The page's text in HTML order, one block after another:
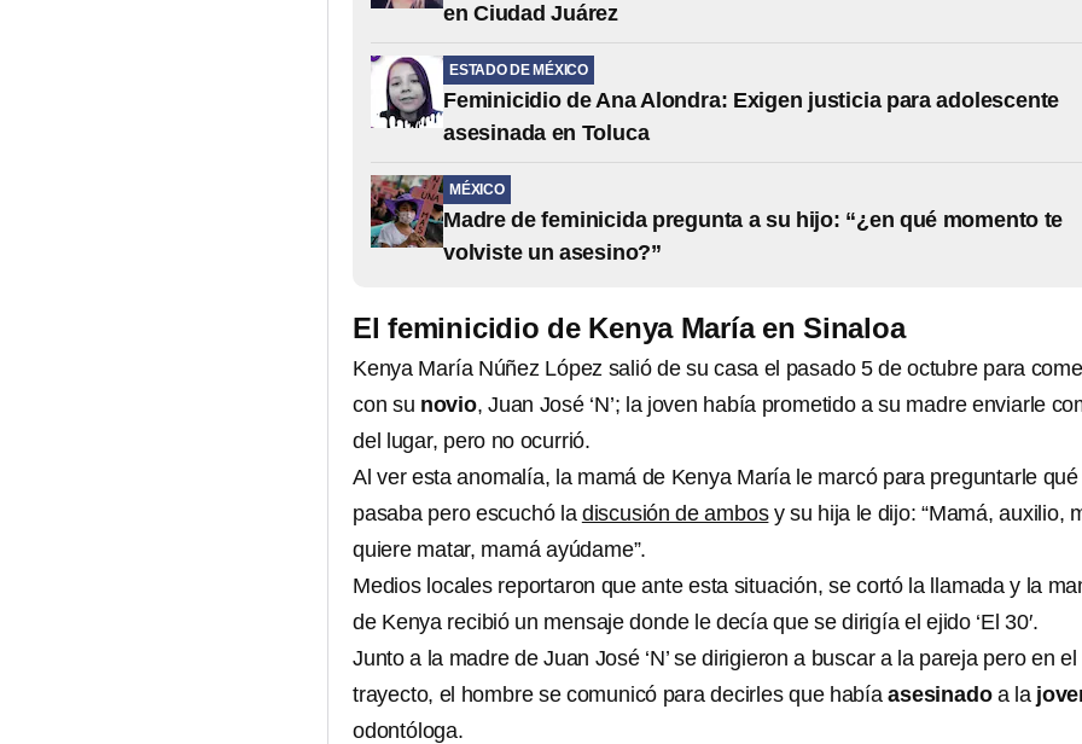
en Ciudad Juárez
ESTADO DE MÉXICO
Feminicidio de Ana Alondra: Exigen justicia para adolescente
asesinada en Toluca
MÉXICO
Madre de feminicida pregunta a su hijo: “¿en qué momento te
volviste un asesino?”
El feminicidio de Kenya María en Sinaloa
Kenya María Núñez López salió de su casa el pasado 5 de octubre para
con su novio, Juan José ‘N’; la joven había prometido a su madre enviarle
del lugar, pero no ocurrió.
Al ver esta anomalía, la mamá de Kenya María le marcó para preguntarle qué
pasaba pero escuchó la discusión de ambosy su hija le dijo: “Mamá, auxilio,
quiere matar, mamá ayúdame”.
Medios locales reportaron que ante esta situación, se cortó la llamada y la
de Kenya recibió un mensaje donde le decía que se dirigía el ejido ‘El 30′.
Junto a la madre de Juan José ‘N’ se dirigieron a buscar a la pareja pero en el
trayecto, el hombre se comunicó para decirles que habíaasesinadoa la
odontóloga.